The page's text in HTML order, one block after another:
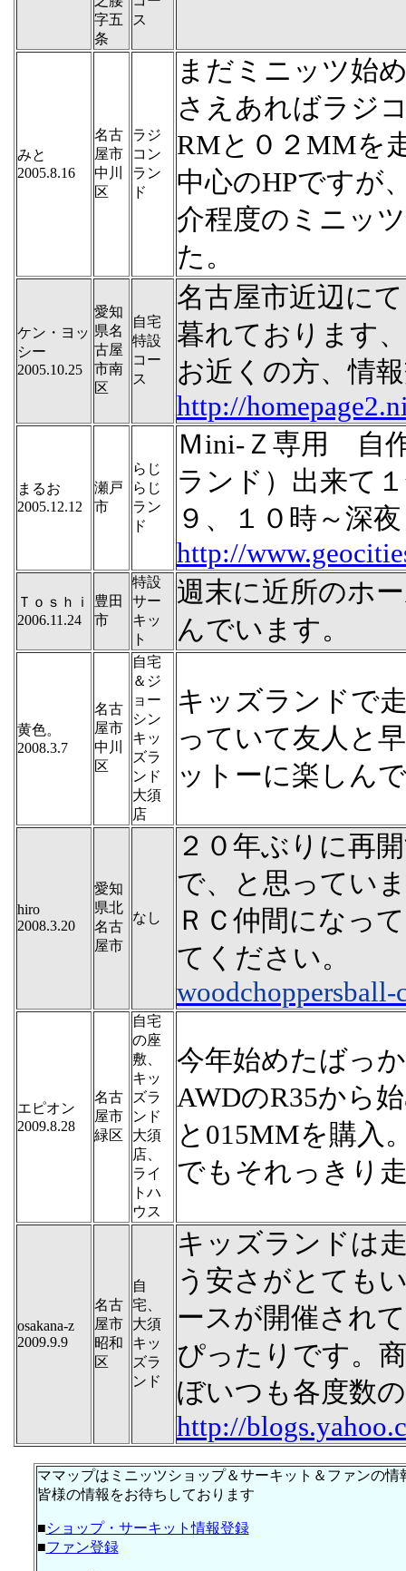
字五
条
ス
みと
2005.8.16
名古
屋市
中川
区
ラジ
コン
ラン
ド
まだミニッツ始
さえあればラジ
RMと０２MMを
中心のHPですが
介程度のミニッ
た。
ケン・ヨッ
シー
2005.10.25
愛知
県名
古屋
市南
区
自宅
特設
コー
ス
名古屋市近辺に
暮れております、
お近くの方、情
http://
まるお
2005.12.12
瀬戸
市
らじ
らじ
ラン
ド
Ｍini-Ｚ専用 自
ランド）出来て
９、１０時～深
http://
Ｔｏｓｈｉ
2006.11.24
豊田
市
特設
サー
キッ
ト
週末に近所のホ
んでいます。
黄色。
2008.3.7
名古
屋市
中川
区
自宅
＆ジ
ョー
シン
キッ
ズラ
ンド
大須
店
キッズランドで
っていて友人と
ットーに楽しん
hiro
2008.3.20
愛知
県北
名古
屋市
なし
２０年ぶりに再
で、と思ってい
ＲＣ仲間になっ
てください。
woodchoppersball-
エピオン
2009.8.28
名古
屋市
緑区
自宅
の座
敷、
キッ
ズラ
ンド
大須
店、
ライ
トハ
ウス
今年始めたばっ
AWDのR35から
と015MMを購入
でもそれっきり
osakana-z
2009.9.9
名古
屋市
昭和
区
自
宅、
大須
キッ
ズラ
ンド
キッズランドは
う安さがとても
ースが開催され
ぴったりです。
ぼいつも各度数
http://
ママップはミニッツショップ＆サーキット＆ファンの情
皆様の情報をお待ちしております
■ショップ・サーキット情報登録
■ファン登録